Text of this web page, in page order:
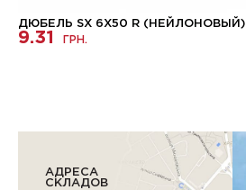
ДЮБЕЛЬ SX 6X50 R (НЕЙЛОНОВЫЙ)
9.31 ГРН.
АДРЕСА
СКЛАДОВ